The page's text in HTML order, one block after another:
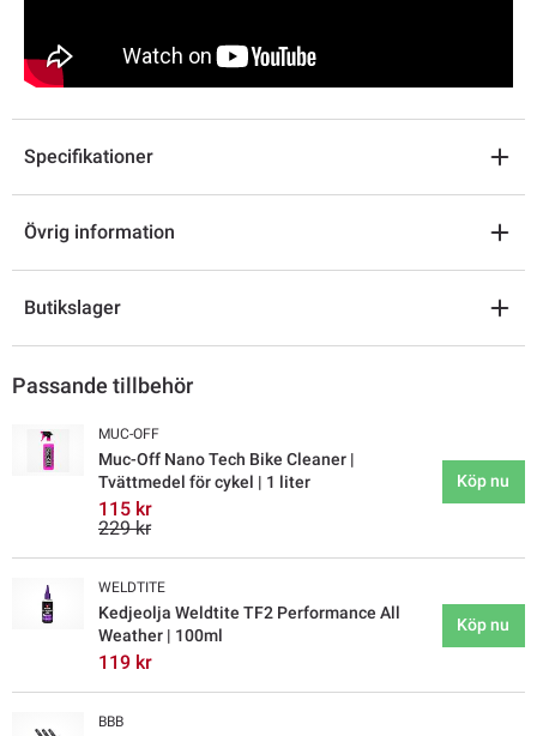
Specifikationer
Övrig information
Butikslager
Passande tillbehör
MUC-OFF
Muc-Off Nano Tech Bike Cleaner |
Tvättmedel för cykel | 1 liter
115 kr
229 kr
Köp nu
WELDTITE
Kedjeolja Weldtite TF2 Performance All
Weather | 100ml
119 kr
Köp nu
BBB